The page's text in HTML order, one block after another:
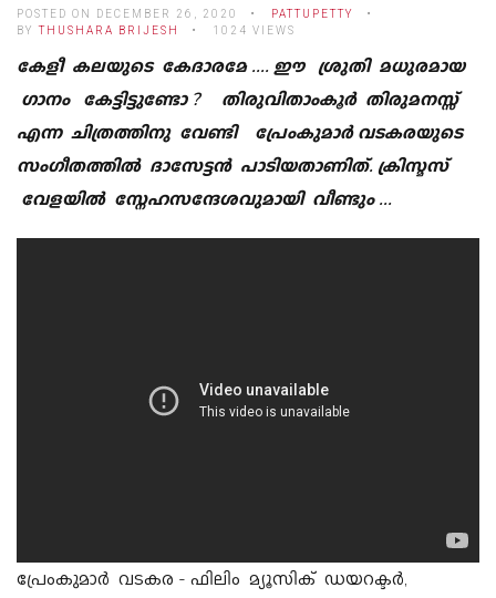
POSTED ON DECEMBER 26, 2020
PATTUPETTY
BYTHUSHARA BRIJESH 1024 VIEWS
കേളീ കലയുടെ കേദാരമേ .... ഈ ശ്രുതി മധുരമായ
ഗാനം കേട്ടിട്ടുണ്ടോ ? തിരുവിതാംകൂർ തിരുമനസ്സ്
എന്ന ചിത്രത്തിനു വേണ്ടി പ്രേംകുമാർ വടകരയുടെ
സംഗീതത്തിൽ ദാസേട്ടൻ പാടിയതാണിത്. ക്രിസ്മസ്
വേളയിൽ സ്നേഹസന്ദേശവുമായി വീണ്ടും ...
പ്രേംകുമാർ വടകര - ഫിലിം മ്യൂസിക് ഡയറക്ടർ,